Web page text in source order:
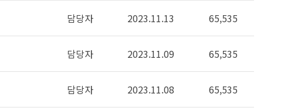
담당자 2023.11.13 65,535
담당자 2023.11.09 65,535
담당자 2023.11.08 65,535